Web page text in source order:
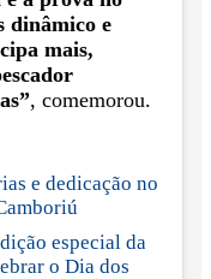
dinâmico e
mais,
, comemorou.
e dedicação no
especial da
o Dia dos